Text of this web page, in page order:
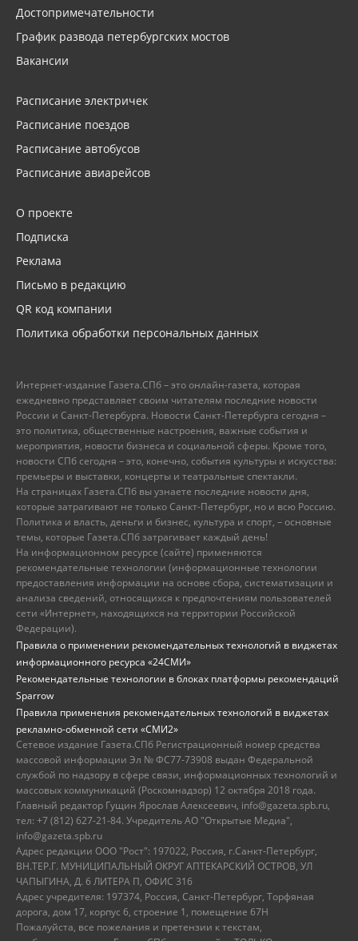
Достопримечательности
График развода петербургских мостов
Вакансии
Расписание электричек
Расписание поездов
Расписание автобусов
Расписание авиарейсов
О проекте
Подписка
Реклама
Письмо в редакцию
QR код компании
Политика обработки персональных данных
Интернет-издание Газета.СПб – это онлайн-газета, которая
ежедневно представляет своим читателям последние новости
России и Санкт-Петербурга. Новости Санкт-Петербурга сегодня –
это политика, общественные настроения, важные события и
мероприятия, новости бизнеса и социальной сферы. Кроме того,
новости СПб сегодня – это, конечно, события культуры и искусства:
премьеры и выставки, концерты и театральные спектакли.
На страницах Газета.СПб вы узнаете последние новости дня,
которые затрагивают не только Санкт-Петербург, но и всю Россию.
Политика и власть, деньги и бизнес, культура и спорт, – основные
темы, которые Газета.СПб затрагивает каждый день!
На информационном ресурсе (сайте) применяются
рекомендательные технологии (информационные технологии
предоставления информации на основе сбора, систематизации и
анализа сведений, относящихся к предпочтениям пользователей
сети «Интернет», находящихся на территории Российской
Федерации).
Правила о применении рекомендательных технологий в виджетах
информационного ресурса «24СМИ»
Рекомендательные технологии в блоках платформы рекомендаций
Sparrow
Правила применения рекомендательных технологий в виджетах
рекламно-обменной сети «СМИ2»
Сетевое издание Газета.СПб Регистрационный номер средства
массовой информации Эл № ФС77-73908 выдан Федеральной
службой по надзору в сфере связи, информационных технологий и
массовых коммуникаций (Роскомнадзор) 12 октября 2018 года.
Главный редактор Гущин Ярослав Алексеевич, info@gazeta.spb.ru,
тел: +7 (812) 627-21-84. Учредитель АО "Открытые Медиа",
info@gazeta.spb.ru
Адрес редакции ООО "Рост": 197022, Россия, г.Санкт-Петербург,
ВН.ТЕР.Г. МУНИЦИПАЛЬНЫЙ ОКРУГ АПТЕКАРСКИЙ ОСТРОВ, УЛ
ЧАПЫГИНА, Д. 6 ЛИТЕРА П, ОФИС 316
Адрес учредителя: 197374, Россия, Санкт-Петербург, Торфяная
дорога, дом 17, корпус 6, строение 1, помещение 67Н
Пожалуйста, все пожелания и претензии к текстам,